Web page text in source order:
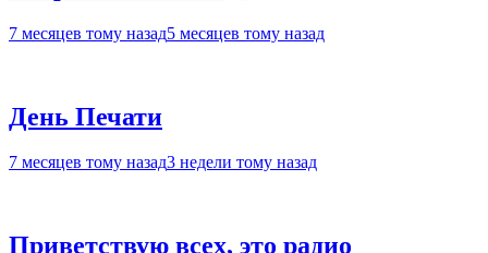
7 месяцев тому назад5 месяцев тому назад
День Печати
7 месяцев тому назад3 недели тому назад
Приветствую всех, это радио